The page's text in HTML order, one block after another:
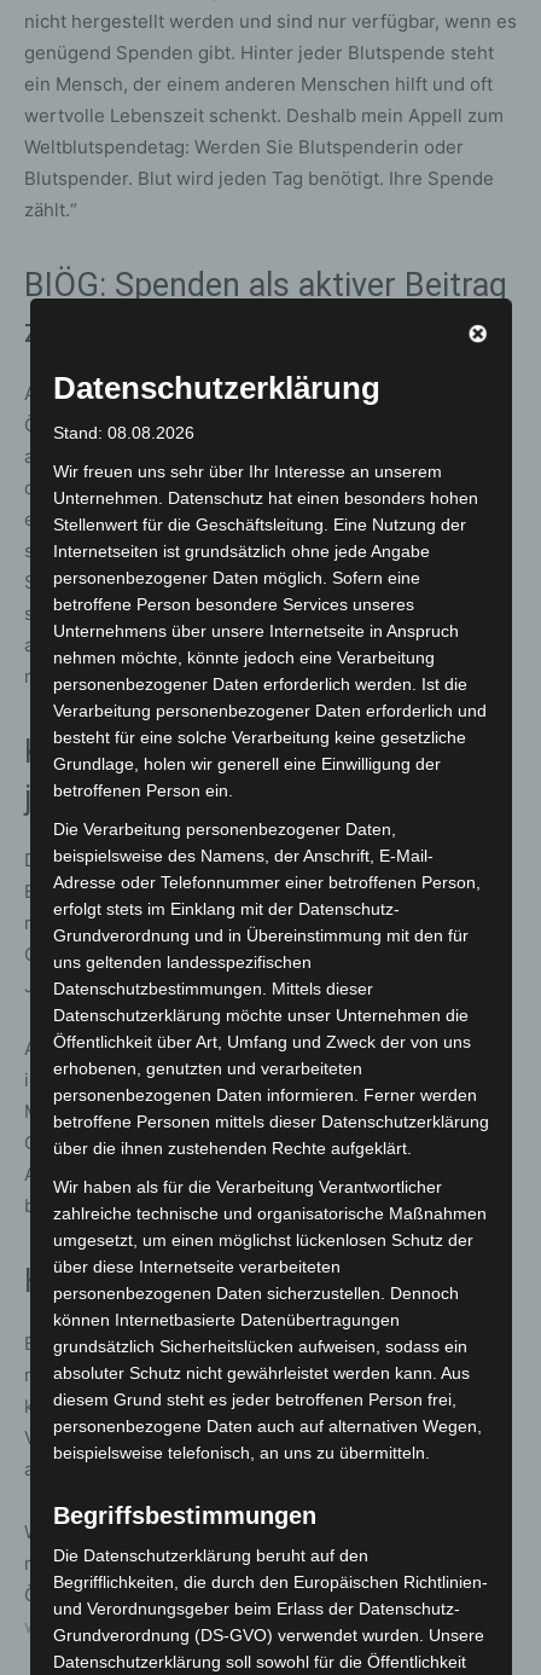
nicht hergestellt werden und sind nur verfügbar, wenn es
genügend Spenden gibt. Hinter jeder Blutspende steht
ein Mensch, der einem anderen Menschen hilft und oft
wertvolle Lebenszeit schenkt. Deshalb mein Appell zum
Weltblutspendetag: Werden Sie Blutspenderin oder
Blutspender. Blut wird jeden Tag benötigt. Ihre Spende
zählt.“
BIÖG: Spenden als aktiver Beitrag
zur Solidarität
Auch der kommissarische Leiter des Bundesinstituts für
Öffentliche Gesundheit, Johannes Nießen, ruft zur
aktiven Beteiligung auf: „Blut spenden heißt: füreinander
da sein, wenn es zählt. Wer gesund ist, kann mit einer
einzigen Blut- oder Plasmaspende ganz konkret helfen –
schnell, unkompliziert und oft lebensrettend. Gerade im
Sommer brauchen wir Menschen, die nicht aufschieben,
sondern losgehen und spenden. Jede Spende kann für
andere alles bedeuten. Deshalb: Blut spenden. Einfach
machen!“
Kampagnen sollen besonders
junge Menschen erreichen
Der Appell richtet sich ausdrücklich auch an jüngere
Erwachsene. Mit der Kampagne „Blut spenden. Einfach
machen.“ will das Bundesinstitut für Öffentliche
Gesundheit vor allem die Altersgruppe der 18- bis 35-
Jährigen stärker für das Thema sensibilisieren.
Auch die Weltgesundheitsorganisation (WHO) stellt in
ihrer aktuellen Kampagne die Solidarität in den
Mittelpunkt. Unter dem Motto „One Drop of Humanity.
Give Blood. Save Lives.“ wird die Blutspende als
Ausdruck gemeinsamer Verantwortung und Mitgefühl
betont.
Hintergrund und Informationen
Blut- und Plasmaspenden bleiben unverzichtbar für die
medizinische Versorgung in Deutschland. Da Blut nicht
künstlich hergestellt werden kann, sind
Versorgungssysteme direkt auf ausreichende Spenden
angewiesen.
Weitere Informationen sowie die Möglichkeit zur Suche
nach Spendediensten bietet das Bundesinstitut für
Öffentliche Gesundheit online unter
www.blutspenden.de.
Datenschutzerklärung
Stand: 08.08.2026
Wir freuen uns sehr über Ihr Interesse an unserem
Unternehmen. Datenschutz hat einen besonders hohen
Stellenwert für die Geschäftsleitung. Eine Nutzung der
Internetseiten ist grundsätzlich ohne jede Angabe
personenbezogener Daten möglich. Sofern eine
betroffene Person besondere Services unseres
Unternehmens über unsere Internetseite in Anspruch
nehmen möchte, könnte jedoch eine Verarbeitung
personenbezogener Daten erforderlich werden. Ist die
Verarbeitung personenbezogener Daten erforderlich und
besteht für eine solche Verarbeitung keine gesetzliche
Grundlage, holen wir generell eine Einwilligung der
betroffenen Person ein.
Die Verarbeitung personenbezogener Daten,
beispielsweise des Namens, der Anschrift, E-Mail-
Adresse oder Telefonnummer einer betroffenen Person,
erfolgt stets im Einklang mit der Datenschutz-
Grundverordnung und in Übereinstimmung mit den für
uns geltenden landesspezifischen
Datenschutzbestimmungen. Mittels dieser
Datenschutzerklärung möchte unser Unternehmen die
Öffentlichkeit über Art, Umfang und Zweck der von uns
erhobenen, genutzten und verarbeiteten
personenbezogenen Daten informieren. Ferner werden
betroffene Personen mittels dieser Datenschutzerklärung
über die ihnen zustehenden Rechte aufgeklärt.
Wir haben als für die Verarbeitung Verantwortlicher
zahlreiche technische und organisatorische Maßnahmen
umgesetzt, um einen möglichst lückenlosen Schutz der
über diese Internetseite verarbeiteten
personenbezogenen Daten sicherzustellen. Dennoch
können Internetbasierte Datenübertragungen
grundsätzlich Sicherheitslücken aufweisen, sodass ein
absoluter Schutz nicht gewährleistet werden kann. Aus
diesem Grund steht es jeder betroffenen Person frei,
personenbezogene Daten auch auf alternativen Wegen,
beispielsweise telefonisch, an uns zu übermitteln.
Begriffsbestimmungen
Die Datenschutzerklärung beruht auf den
Begrifflichkeiten, die durch den Europäischen Richtlinien-
und Verordnungsgeber beim Erlass der Datenschutz-
Grundverordnung (DS-GVO) verwendet wurden. Unsere
Datenschutzerklärung soll sowohl für die Öffentlichkeit